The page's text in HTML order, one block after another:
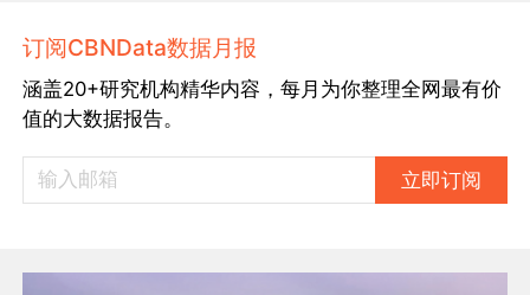
订阅CBNData数据月报
涵盖20+研究机构精华内容，每月为你整理全网最有价
值的大数据报告。
立即订阅